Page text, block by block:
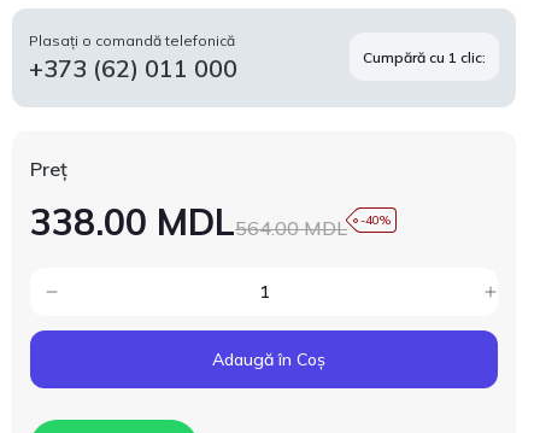
Plasați o comandă telefonică
+373 (62) 011 000 Cumpără cu 1 clic:
Preț
564.00 MDL
338.00 MDL -40%
Adaugă în Coș